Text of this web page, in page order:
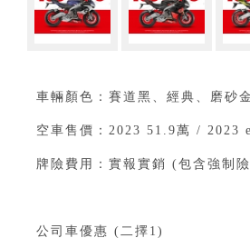
車輛顏色：賽道黑、經典、磨砂
空車售價：2023 51.9萬 / 2023
牌險費用：實報實銷 (包含強制
公司車優惠 (二擇1)